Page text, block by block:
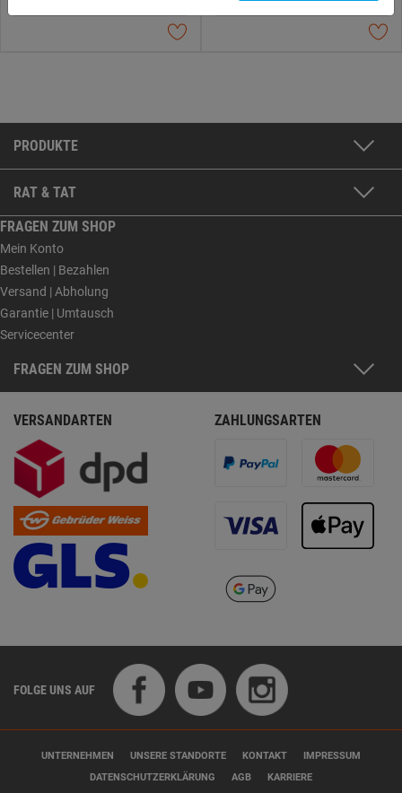
PRODUKTE
RAT & TAT
FRAGEN ZUM SHOP
Mein Konto
Bestellen | Bezahlen
Versand | Abholung
Garantie | Umtausch
Servicecenter
FRAGEN ZUM SHOP
VERSANDARTEN ZAHLUNGSARTEN
FOLGE UNS AUF
UNTERNEHMEN UNSERE STANDORTE KONTAKT
IMPRESSUM
DATENSCHUTZERKLÄRUNG
AGB KARRIERE
du zulassen möchtest und welche nicht.
Weitere Informationen findest du in unserer